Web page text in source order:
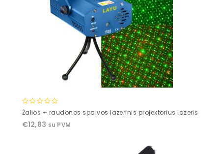
0
of
Žalios + raudonos spalvos lazerinis projektorius lazeris
€12,83 su PVM